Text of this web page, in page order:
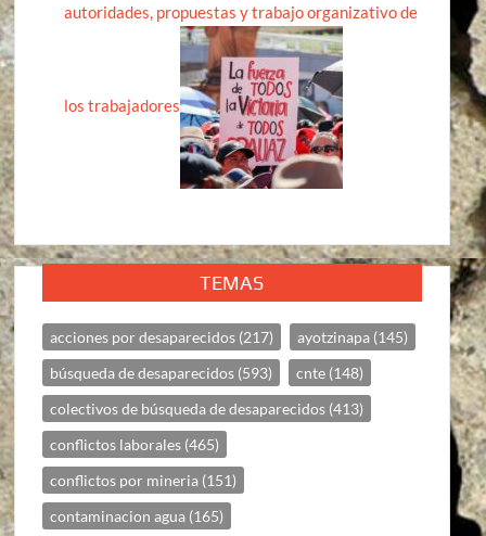
autoridades, propuestas y trabajo organizativo de
los trabajadores
TEMAS
acciones por desaparecidos (217) ayotzinapa (145)
búsqueda de desaparecidos (593) cnte (148)
colectivos de búsqueda de desaparecidos (413)
conflictos laborales (465)
conflictos por mineria (151)
contaminacion agua (165)